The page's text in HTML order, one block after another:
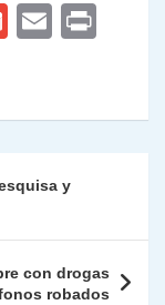
G
l
E
l
y
con drogas
robados